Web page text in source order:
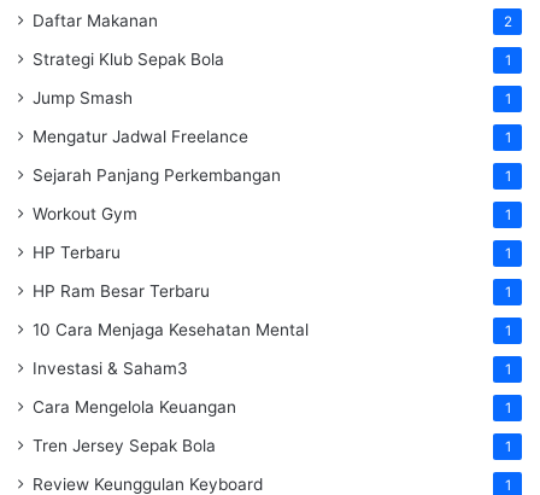
Daftar Makanan 2
Strategi Klub Sepak Bola 1
Jump Smash 1
Mengatur Jadwal Freelance 1
Sejarah Panjang Perkembangan 1
Workout Gym 1
HP Terbaru 1
HP Ram Besar Terbaru 1
10 Cara Menjaga Kesehatan Mental 1
Investasi & Saham3 1
Cara Mengelola Keuangan 1
Tren Jersey Sepak Bola 1
Review Keunggulan Keyboard 1